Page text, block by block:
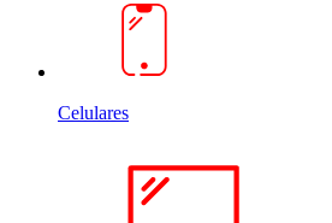
Celulares